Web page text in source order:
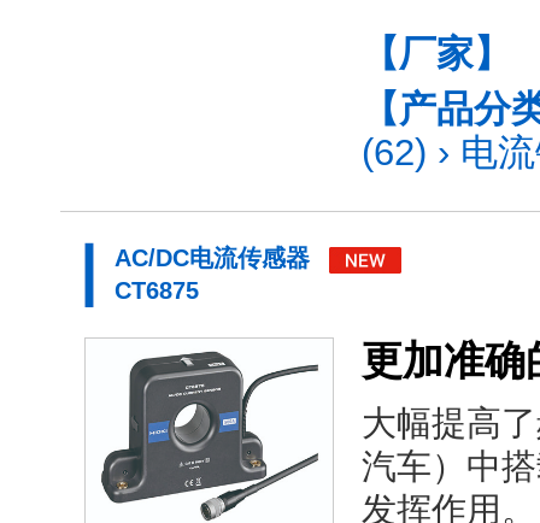
【厂家】
【产品分
(62) › 电
AC/DC电流传感器
CT6875
更加准确
大幅提高
汽车）中
发挥作用。